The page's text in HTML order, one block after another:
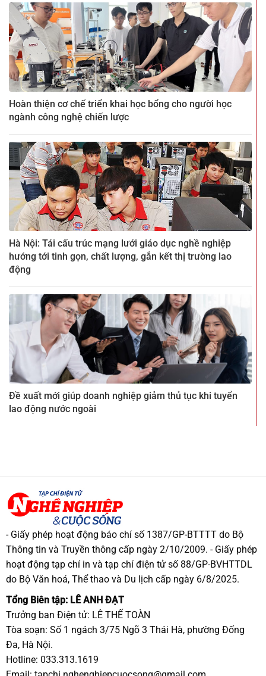
Hoàn thiện cơ chế triển khai học bổng cho người học
ngành công nghệ chiến lược
Hà Nội: Tái cấu trúc mạng lưới giáo dục nghề nghiệp
hướng tới tinh gọn, chất lượng, gắn kết thị trường lao
động
Đề xuất mới giúp doanh nghiệp giảm thủ tục khi tuyển
lao động nước ngoài
- Giấy phép hoạt động báo chí số 1387/GP-BTTTT do Bộ
Thông tin và Truyền thông cấp ngày 2/10/2009. - Giấy phép
hoạt động tạp chí in và tạp chí điện tử số 88/GP-BVHTTDL
do Bộ Văn hoá, Thể thao và Du lịch cấp ngày 6/8/2025.
Tổng Biên tập: LÊ ANH ĐẠT
Trưởng ban Điện tử: LÊ THẾ TOÀN
Tòa soạn: Số 1 ngách 3/75 Ngõ 3 Thái Hà, phường Đống
Đa, Hà Nội.
Hotline: 033.313.1619